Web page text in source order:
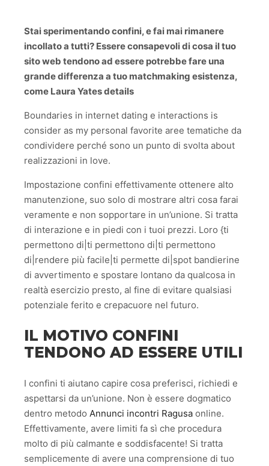
Stai sperimentando confini, e fai mai rimanere
incollato a tutti? Essere consapevoli di cosa il tuo
sito web tendono ad essere potrebbe fare una
grande differenza a tuo matchmaking esistenza,
come Laura Yates details
Boundaries in internet dating e interactions is
consider as my personal favorite aree tematiche da
condividere perché sono un punto di svolta about
realizzazioni in love.
Impostazione confini effettivamente ottenere alto
manutenzione, suo solo di mostrare altri cosa farai
veramente e non sopportare in un’unione. Si tratta
di interazione e in piedi con i tuoi prezzi. Loro {ti
permettono di|ti permettono di|ti permettono
di|rendere più facile|ti permette di|spot bandierine
di avvertimento e spostare lontano da qualcosa in
realtà esercizio presto, al fine di evitare qualsiasi
potenziale ferito e crepacuore nel futuro.
IL MOTIVO CONFINI
TENDONO AD ESSERE UTILI
I confini ti aiutano capire cosa preferisci, richiedi e
aspettarsi da un’unione. Non è essere dogmatico
dentro metodo Annunci incontri Ragusa online.
Effettivamente, avere limiti fa sì che procedura
molto di più calmante e soddisfacente! Si tratta
semplicemente di avere una comprensione di tuo